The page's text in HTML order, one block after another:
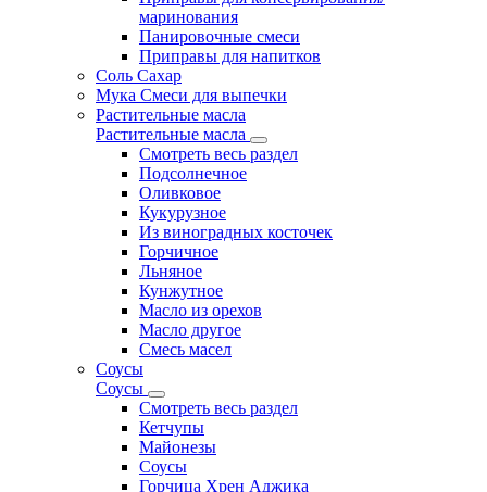
маринования
Панировочные смеси
Приправы для напитков
Соль Сахар
Мука Смеси для выпечки
Растительные масла
Растительные масла
Смотреть весь раздел
Подсолнечное
Оливковое
Кукурузное
Из виноградных косточек
Горчичное
Льняное
Кунжутное
Масло из орехов
Масло другое
Смесь масел
Соусы
Соусы
Смотреть весь раздел
Кетчупы
Майонезы
Соусы
Горчица Хрен Аджика